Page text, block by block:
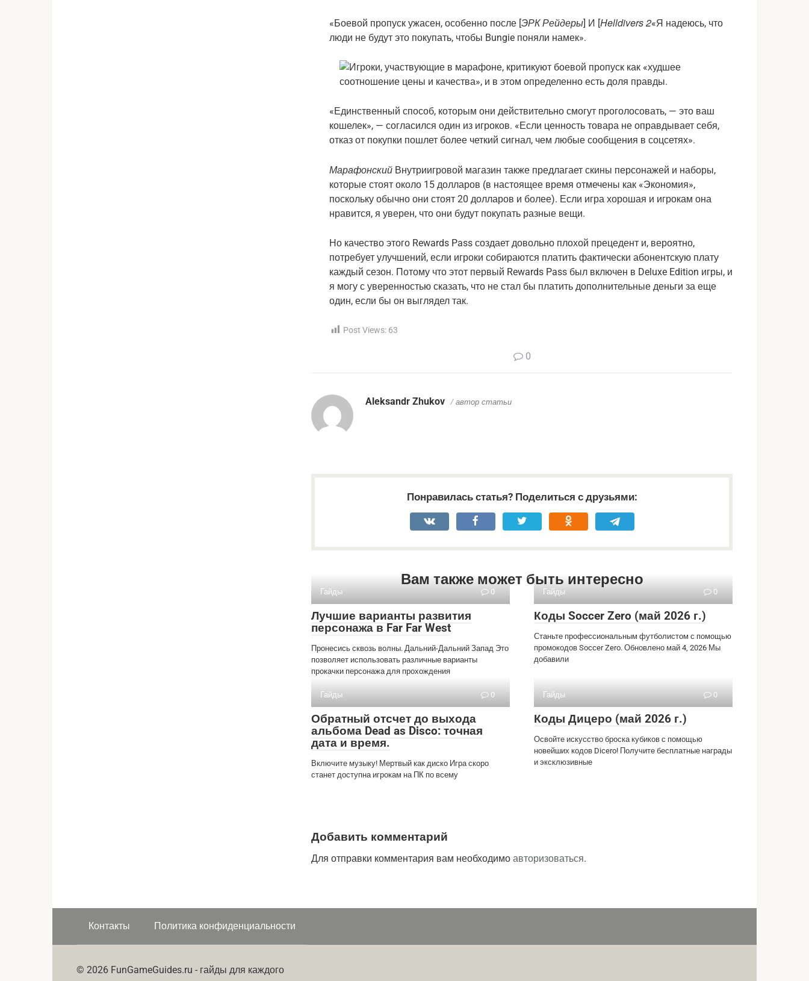
«Боевой пропуск ужасен, особенно после [ЭРК Рейдеры] И [Helldivers 2«Я надеюсь, что
люди не будут это покупать, чтобы Bungie поняли намек».
«Единственный способ, которым они действительно смогут проголосовать, — это ваш
кошелек», — согласился один из игроков. «Если ценность товара не оправдывает себя,
отказ от покупки пошлет более четкий сигнал, чем любые сообщения в соцсетях».
Марафонский Внутриигровой магазин также предлагает скины персонажей и наборы,
которые стоят около 15 долларов (в настоящее время отмечены как «Экономия»,
поскольку обычно они стоят 20 долларов и более). Если игра хорошая и игрокам она
нравится, я уверен, что они будут покупать разные вещи.
Но качество этого Rewards Pass создает довольно плохой прецедент и, вероятно,
потребует улучшений, если игроки собираются платить фактически абонентскую плату
каждый сезон. Потому что этот первый Rewards Pass был включен в Deluxe Edition игры, и
я могу с уверенностью сказать, что не стал бы платить дополнительные деньги за еще
один, если бы он выглядел так.
Post Views: 63
0
Aleksandr Zhukov / автор статьи
Понравилась статья? Поделиться с друзьями:
Вам также может быть интересно
Гайды 0
Лучшие варианты развития
персонажа в Far Far West
Пронесись сквозь волны. Дальний-Дальний Запад Это
позволяет использовать различные варианты
прокачки персонажа для прохождения
Гайды 0
Коды Soccer Zero (май 2026 г.)
Станьте профессиональным футболистом с помощью
промокодов Soccer Zero. Обновлено май 4, 2026 Мы
добавили
Гайды 0
Обратный отсчет до выхода
альбома Dead as Disco: точная
дата и время.
Включите музыку! Мертвый как диско Игра скоро
станет доступна игрокам на ПК по всему
Гайды 0
Коды Дицеро (май 2026 г.)
Освойте искусство броска кубиков с помощью
новейших кодов Dicero! Получите бесплатные награды
и эксклюзивные
Добавить комментарий
Для отправки комментария вам необходимо авторизоваться.
Контакты Политика конфиденциальности
© 2026 FunGameGuides.ru - гайды для каждого